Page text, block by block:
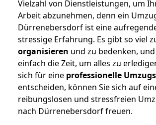
Vielzahl von Dienstleistungen, um
Arbeit abzunehmen, denn ein
Dürrenebersdorf ist eine
stressige Erfahrung. Es gibt so viel
organisieren und zu bedenken,
einfach die Zeit, um alles zu
sich für eine professionelle
entscheiden, können Sie sich auf
reibungslosen und stressfreien
nach Dürrenebersdorf freuen.